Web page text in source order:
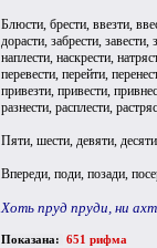
Блюсти, брести, ввезти,
дорасти, забрести,
наплести, наскрести,
перевести, перейти,
привезти, привести,
разнести, расплести,
Пяти, шести, девяти,
Впереди, поди, позади,
Хоть пруд пруди, ни
Показана: 651 рифма